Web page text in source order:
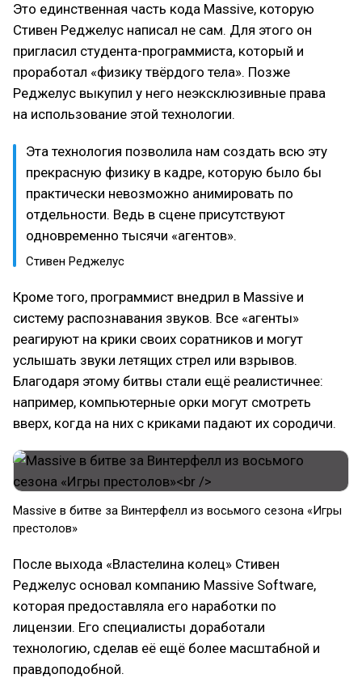
Это единственная часть кода Massive, которую
Стивен Реджелус написал не сам. Для этого он
пригласил студента-программиста, который и
проработал «физику твёрдого тела». Позже
Реджелус выкупил у него неэксклюзивные права
на использование этой технологии.
Эта технология позволила нам создать всю эту
прекрасную физику в кадре, которую было бы
практически невозможно анимировать по
отдельности. Ведь в сцене присутствуют
одновременно тысячи «агентов».
Стивен Реджелус
Кроме того, программист внедрил в Massive и
систему распознавания звуков. Все «агенты»
реагируют на крики своих соратников и могут
услышать звуки летящих стрел или взрывов.
Благодаря этому битвы стали ещё реалистичнее:
например, компьютерные орки могут смотреть
вверх, когда на них с криками падают их сородичи.
Massive в битве за Винтерфелл из восьмого сезона «Игры
престолов»
После выхода «Властелина колец» Стивен
Реджелус основал компанию Massive Software,
которая предоставляла его наработки по
лицензии. Его специалисты доработали
технологию, сделав её ещё более масштабной и
правдоподобной.